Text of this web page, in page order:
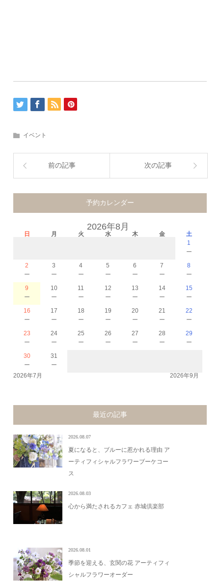
イベント
前の記事 次の記事
予約カレンダー
2026年8月
日 月 火 水 木 金
土
1
－
2
－
3
－
4
－
5
－
6
－
7
－
8
－
9
－
10
－
11
－
12
－
13
－
14
－
15
－
16
－
17
－
18
－
19
－
20
－
21
－
22
－
23
－
24
－
25
－
26
－
27
－
28
－
29
－
30
－
31
－
2026年7月 2026年9月
最近の記事
2026.08.07
夏になると、ブルーに惹かれる理由 ア
ーティフィシャルフラワーブーケコー
ス
2026.08.03
心から満たされるカフェ 赤城倶楽部
2026.08.01
季節を迎える、玄関の花 アーティフィ
シャルフラワーオーダー